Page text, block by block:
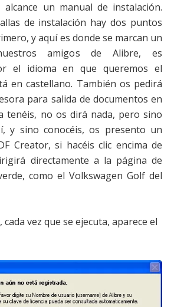
un manual de instalación.
de instalación hay dos puntos
y aquí es donde se marcan un
amigos de Alibre, es
el idioma en que queremos el
en castellano. También os pedirá
para salida de documentos en
tenéis, no os dirá nada, pero sino
y sino conocéis, os presento un
Creator, si hacéis clic encima de
directamente a la página de
como el Volkswagen Golf del
vez que se ejecuta, aparece el